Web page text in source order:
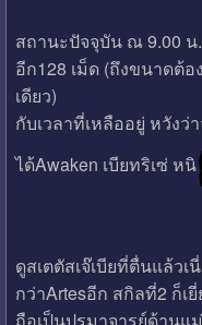
สถานะปัจจุบัน ณ 9.00
อีก128 เม็ด (ถึงขนาดต้
เดียว)
กับเวลาที่เหลืออยู่ หวังว่
ได้Awaken เบียทริเซ่ หนิ
ดูสเตตัสเจ๊เบียที่ตื่นแล้ว
กว่าArtesอีก สกิลที่2 ก็เยี่